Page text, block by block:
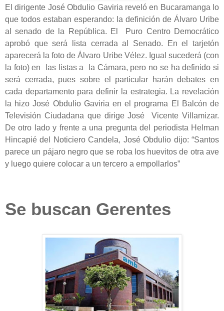
El dirigente José Obdulio Gaviria reveló en Bucaramanga lo
que todos estaban esperando: la definición de Álvaro Uribe
al senado de la República. El Puro Centro Democrático
aprobó que será lista cerrada al Senado. En el tarjetón
aparecerá la foto de Álvaro Uribe Vélez. Igual sucederá (con
la foto) en las listas a la Cámara, pero no se ha definido si
será cerrada, pues sobre el particular harán debates en
cada departamento para definir la estrategia. La revelación
la hizo José Obdulio Gaviria en el programa El Balcón de
Televisión Ciudadana que dirige José Vicente Villamizar.
De otro lado y frente a una pregunta del periodista Helman
Hincapié del Noticiero Candela, José Obdulio dijo: “Santos
parece un pájaro negro que se roba los huevitos de otra ave
y luego quiere colocar a un tercero a empollarlos”
Se buscan Gerentes